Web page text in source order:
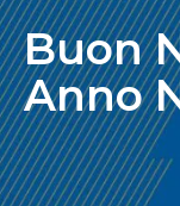
Buon
Anno